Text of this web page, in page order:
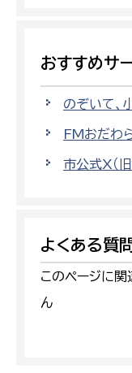
おすすめサ
のぞいて
FMおだわ
市公式X（
よくある質問
このページに関
ん